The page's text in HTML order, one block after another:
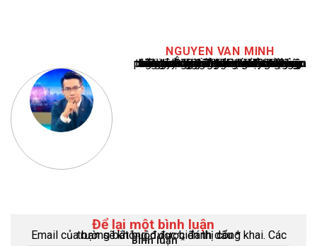
NGUYEN VAN MINH
Nguyễn Văn Minh là một trong những chuyên gia hàng đầu về báo cáo tin tức thể thao tại Việt Nam, với hơn 10 năm hoạt động trong ngành. Ông có kiến thức sâu rộng và kinh nghiệm đáng kể trong việc phân tích và báo cáo về các sự kiện thể thao hàng đầu. Sự hiểu biết sâu sắc của ông về ngành này đã giúp ông xây dựng uy tín và danh tiếng trong cộng đồng báo chí thể thao.
Để lại một bình luận
Email của bạn sẽ không được hiển thị công khai.
Các trường bắt buộc được đánh dấu*
Bình luận*